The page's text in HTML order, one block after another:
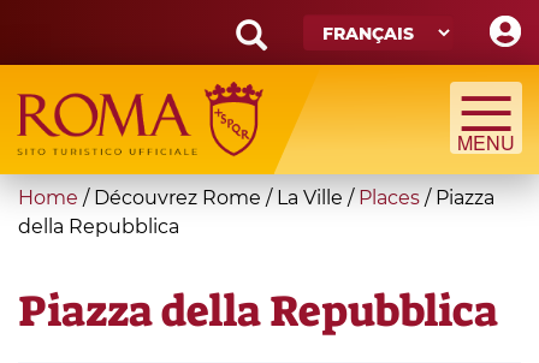
main
content
Search
form
Recherche
You
are
Home / Découvrez Rome / La Ville / Places / Piazza
della Repubblica
Piazza della Repubblica